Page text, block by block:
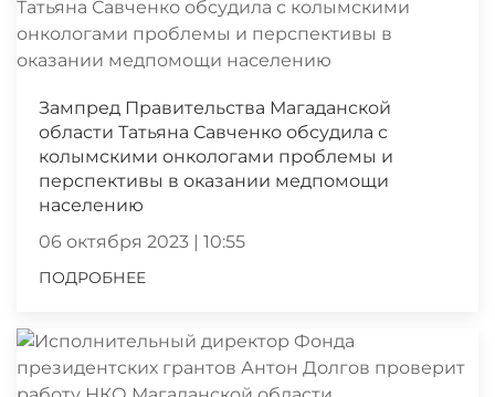
Зампред Правительства Магаданской
области Татьяна Савченко обсудила с
колымскими онкологами проблемы и
перспективы в оказании медпомощи
населению
06 октября 2023 | 10:55
ПОДРОБНЕЕ